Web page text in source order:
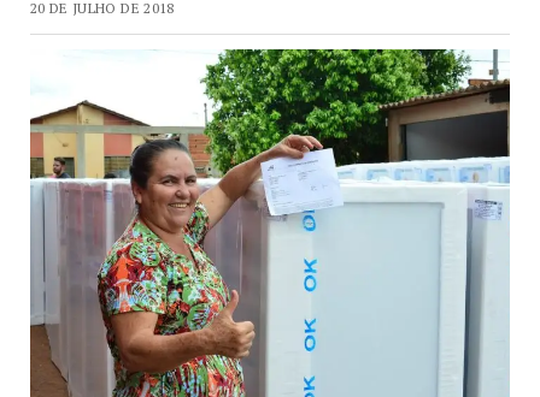
20 DE JULHO DE 2018